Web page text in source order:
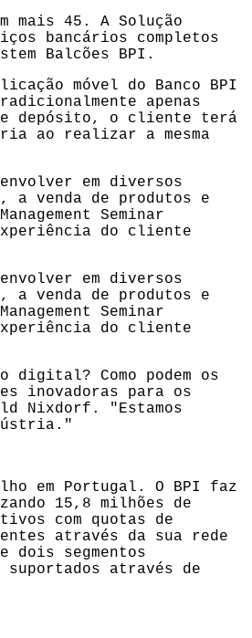
mais 45. A Solução
bancários completos
Balcões BPI.
móvel do Banco BPI
apenas
depósito, o cliente terá
ao realizar a mesma
em diversos
a venda de produtos e
Seminar
do cliente
em diversos
a venda de produtos e
Seminar
do cliente
digital? Como podem os
inovadoras para os
Nixdorf. "Estamos
em Portugal. O BPI faz
15,8 milhões de
com quotas de
através da sua rede
segmentos
através de